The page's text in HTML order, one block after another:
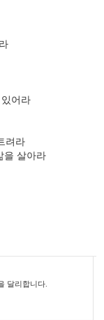
어라
려라
을 살아라
달리합니다.